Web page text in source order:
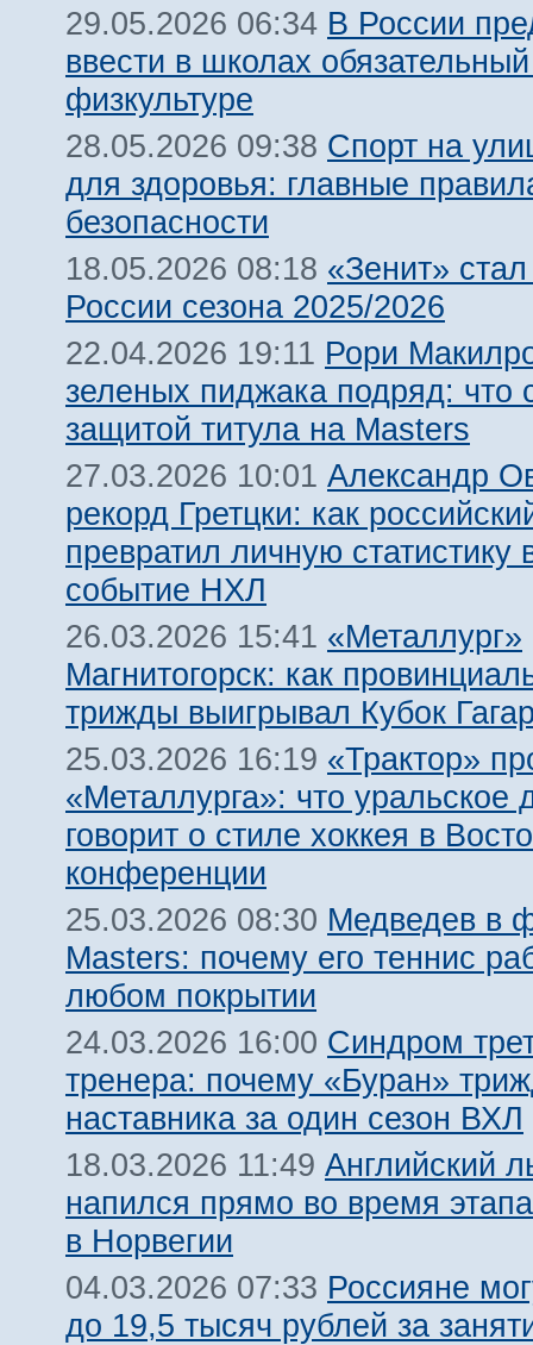
29.05.2026 06:34 В России
ввести в школах
физкультуре
28.05.2026 09:38 Спорт на
для здоровья: главные
безопасности
18.05.2026 08:18 «Зенит»
России сезона 2025/2026
22.04.2026 19:11 Рори
зеленых пиджака подряд: что
защитой титула на Masters
27.03.2026 10:01 Александр
рекорд Гретцки: как
превратил личную статистику
событие НХЛ
26.03.2026 15:41 «Металлург»
Магнитогорск: как
трижды выигрывал Кубок
25.03.2026 16:19 «Трактор»
«Металлурга»: что уральское
говорит о стиле хоккея в
конференции
25.03.2026 08:30 Медведев в
Masters: почему его теннис
любом покрытии
24.03.2026 16:00 Синдром
тренера: почему «Буран»
наставника за один сезон ВХЛ
18.03.2026 11:49 Английский
напился прямо во время
в Норвегии
04.03.2026 07:33 Россияне
до 19,5 тысяч рублей за